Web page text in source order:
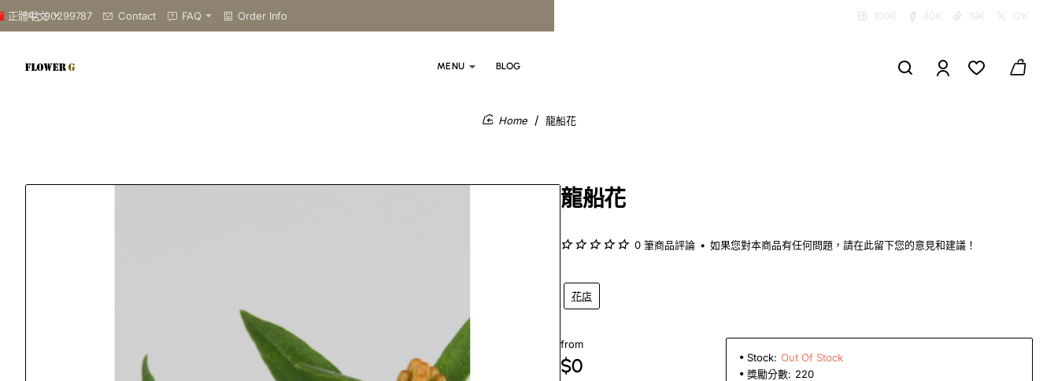
90299787 Contact FAQ Order Info
正體中文 100K 40K 19K 12K
MENU BLOG
龍船花
龍船花
花店
0 筆商品評論 • 如果您對本商品有任何問題，請在此留下您的意見和建議！
from
$0 Stock: Out Of Stock
獎勵分數: 220